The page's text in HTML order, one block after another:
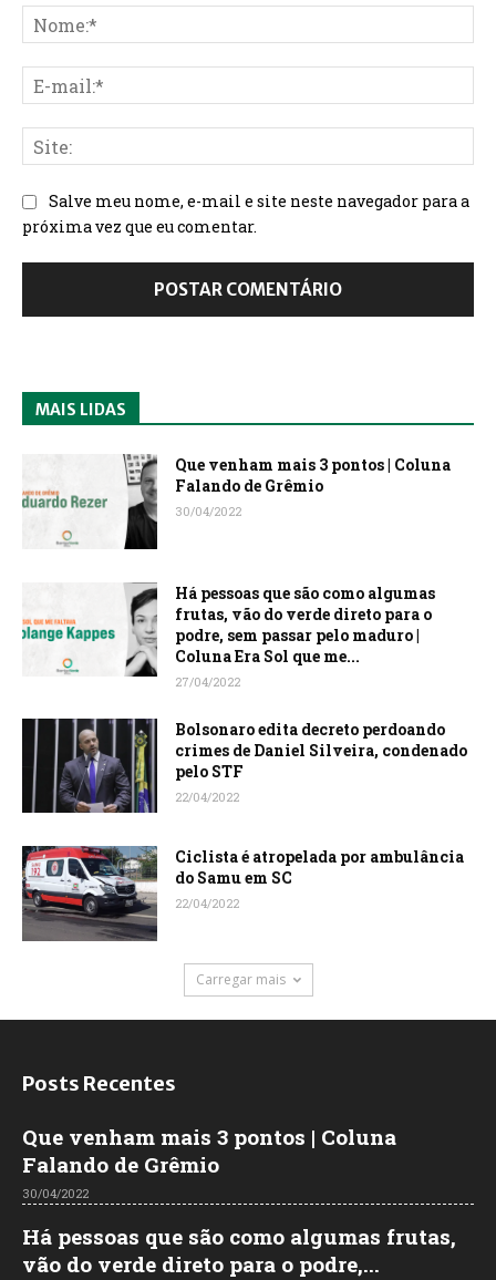
Salve meu nome, e-mail e site neste navegador para a
próxima vez que eu comentar.
MAIS LIDAS
Que venham mais 3 pontos | Coluna
Falando de Grêmio
30/04/2022
Há pessoas que são como algumas
frutas, vão do verde direto para o
podre, sem passar pelo maduro |
Coluna Era Sol que me...
27/04/2022
Bolsonaro edita decreto perdoando
crimes de Daniel Silveira, condenado
pelo STF
22/04/2022
Ciclista é atropelada por ambulância
do Samu em SC
22/04/2022
Carregar mais
Posts Recentes
Que venham mais 3 pontos | Coluna
Falando de Grêmio
30/04/2022
Há pessoas que são como algumas frutas,
vão do verde direto para o podre,...